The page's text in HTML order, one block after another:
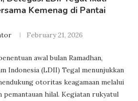
Kemenag di Pantai
February 21, 2026
awal bulan Ramadhan,
Indonesia (LDII) Tegal menunjukkan
otoritas keagamaan melalui
hilal. Kegiatan rukyatul